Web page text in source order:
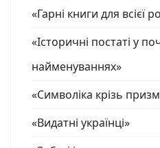
«Гарні книги для всієї
«Історичні постаті у
найменуваннях»
«Символіка крізь
«Видатні українці»